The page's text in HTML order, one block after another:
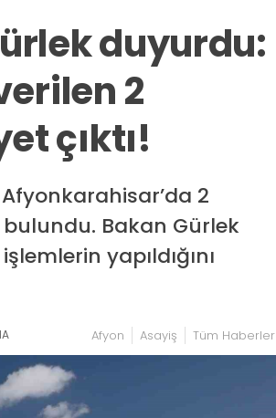
duyurdu:
2
çıktı!
2
Bakan Gürlek
yapıldığını
Afyon Asayiş Tüm Haberler